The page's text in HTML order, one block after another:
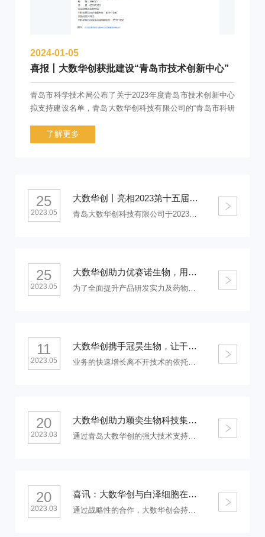
2024-01-05
喜报丨大数华创获批建设​“青岛市技术创新中心”
青岛市科学技术局公布了关于2023年度青岛市技术创新中心
拟支持建设名单，青岛大数华创科技有限公司的“青岛市科研
了解更多
25
2023.05
大数华创丨亮相2023第十五届中国整合生物样本学大会
25
2023.05
大数华创助力优赛诺生物，用科技助力健康
为了全面提升产品研发实力及药物研发质量，成都优赛诺生物科技有限公司和青岛大数华创科技有限公司达成战略合作协议，优赛诺生物将借助大数华创在大数据技术和信息化平台领域的优势，加速推进生物医药领域的数字化转型。
11
2023.05
大数华创携手冠昊生物，让干细胞治疗深入民生
业务的快速增长离不开技术的依托，在2022年冠昊生物科技股份有限公司与青岛大数华创进行了深入的合作。通过对北昊干细胞业务的深入了解后，大数华创公司快速组建了一支专业的技术团队，将细胞全流程管理系统全面铺展在北昊研究院的业务线上，同时对研究院的专家们做了系统的体系培训，使得系统快速助力业务的进行。
20
2023.03
大数华创助力颖奕生物科技集团打造软硬一体化的智慧医疗平台
通过青岛大数华创的强大技术支持，将医疗设备、客户健康管理信息、服务个性化健康方案，形成数字化、网络化、智慧化的医疗服务系统，以数字革命与技术革命为双驱动力，软硬一体化的智慧医疗平台。
20
2023.03
喜讯：大数华创与白泽细胞在数字化提效层面展开高质量合作
通过战略性的合作，大数华创会持续为江苏白泽生物细胞技术有限公司进行系统化更新为践行上海细胞治疗集团的“白泽计划”提供坚实的技术支撑。